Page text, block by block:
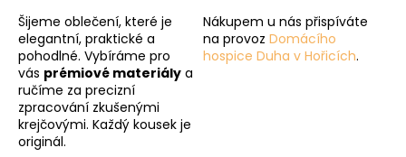
Šijeme oblečení, které je
elegantní, praktické a
pohodlné. Vybíráme pro
vás prémiové materiály a
ručíme za precizní
zpracování zkušenými
krejčovými. Každý kousek je
originál.
Nákupem u nás přispíváte
na provoz Domácího
hospice Duha v Hořicích.